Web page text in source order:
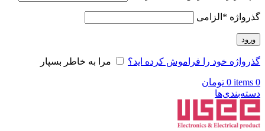
گذرواژه * الزامی
ورود
گذرواژه خود را فراموش کرده اید؟ مرا به خاطر بسپار
0
items
0 تومان
دسته‌بندی‌ها